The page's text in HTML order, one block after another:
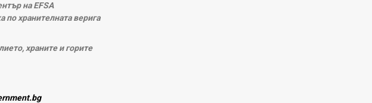
наEFSA
по хранителната верига
храните и горите